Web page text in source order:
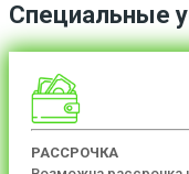
Специальные
РАССРОЧКА